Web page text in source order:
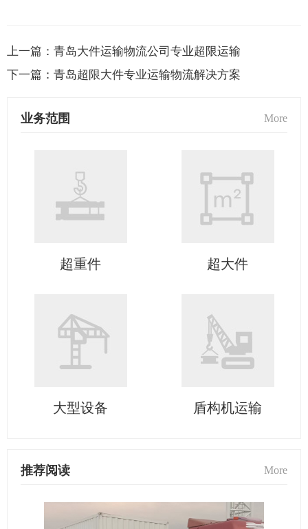
上一篇： 青岛大件运输物流公司专业超限运输
下一篇： 青岛超限大件专业运输物流解决方案
业务范围 More
超重件 超大件
大型设备 盾构机运输
推荐阅读 More